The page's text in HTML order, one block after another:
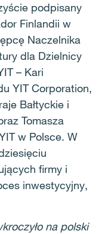
podpisany
Finlandii w
Naczelnika
dla Dzielnicy
– Kari
YIT Corporation,
Bałtyckie i
Tomasza
w Polsce. W
firmy i
inwestycyjny,
na polski